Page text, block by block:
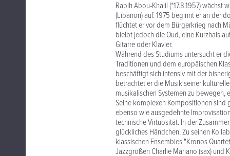
Rabih Abou-Khalil (*17.8.1957)
(Libanon) auf. 1975 beginnt er an der
flüchtet er vor dem Bürgerkrieg nach
bleibt jedoch die Oud, eine
Gitarre oder Klavier.
Während des Studiums untersucht er
Traditionen und dem europäischen
beschäftigt sich intensiv mit der
betrachtet er die Musik seiner
musikalischen Systemen zu
Seine komplexen Kompositionen sind
ebenso wie ausgedehnte
technische Virtuosität. In der
glückliches Händchen. Zu seinen
klassischen Ensembles "Kronos
Jazzgrößen Charlie Mariano (sax) und